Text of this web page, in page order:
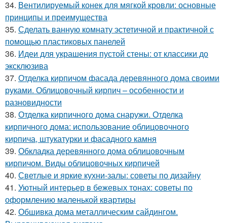
34. Вентилируемый конек для мягкой кровли: основные
принципы и преимущества
35. Сделать ванную комнату эстетичной и практичной с
помощью пластиковых панелей
36. Идеи для украшения пустой стены: от классики до
эксклюзива
37. Отделка кирпичом фасада деревянного дома своими
руками. Облицовочный кирпич – особенности и
разновидности
38. Отделка кирпичного дома снаружи. Отделка
кирпичного дома: использование облицовочного
кирпича, штукатурки и фасадного камня
39. Обкладка деревянного дома облицовочным
кирпичом. Виды облицовочных кирпичей
40. Светлые и яркие кухни-залы: советы по дизайну
41. Уютный интерьер в бежевых тонах: советы по
оформлению маленькой квартиры
42. Обшивка дома металлическим сайдингом.